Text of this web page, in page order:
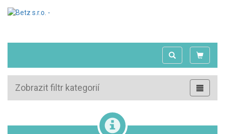
Zobrazit filtr kategorií